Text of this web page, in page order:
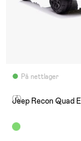
På nettlager
(3)
Jeep Recon Quad